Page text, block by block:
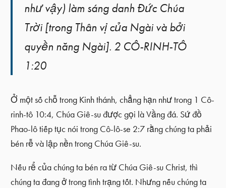
như vậy) làm sáng danh Đức Chúa
Trời [trong Thân vị của Ngài và bởi
quyền năng Ngài]. 2 CÔ-RINH-TÔ
1:20
Ở một số chỗ trong Kinh thánh, chẳng hạn như trong 1 Cô-
rinh-tô 10:4, Chúa Giê-su được gọi là Vầng đá. Sứ đồ
Phao-lô tiếp tục nói trong Cô-lô-se 2:7 rằng chúng ta phải
bén rễ và lập nền trong Chúa Giê-su.
Nếu rể của chúng ta bén ra từ Chúa Giê-su Christ, thì
chúng ta đang ở trong tình trạng tốt. Nhưng nếu chúng ta